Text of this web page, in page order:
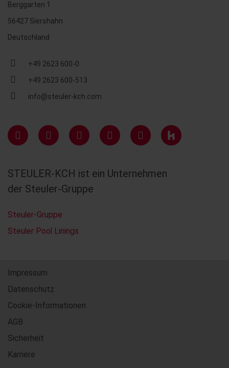
Berggarten 1
56427 Siershahn
Deutschland
+49 2623 600-0
+49 2623 600-513
info@steuler-kch.com
STEULER-KCH ist ein Unternehmen
der Steuler-Gruppe
Steuler-Gruppe
Steuler Pool Linings
Impressum
Datenschutz
Cookie-Informationen
AGB
Sicherheit
Karriere